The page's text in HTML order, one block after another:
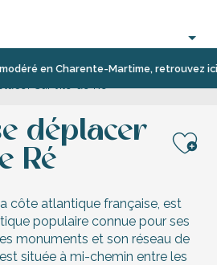
en Charente-Martime, retrouvez
déplacer
Ré
côte atlantique française, est
populaire connue pour ses
monuments et son réseau de
située à mi-chemin entre les